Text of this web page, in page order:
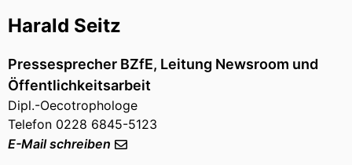
Harald Seitz
Pressesprecher BZfE, Leitung Newsroom und
Öffentlichkeitsarbeit
Dipl.-Oecotrophologe
Telefon 0228 6845-5123
E-Mail schreiben